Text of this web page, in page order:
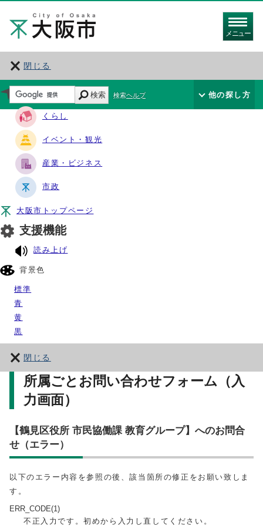
メニュー
閉じる
サイト・ナビ
くらし
イベント・観光
産業・ビジネス
市政
大阪市トップページ
支援機能
読み上げ
背景色
標準
青
黄
黒
閉じる
検索 検索ヘルプ 他の探し方
所属ごとお問い合わせフォーム（入
力画面）
【鶴見区役所 市民協働課 教育グループ】へのお問合
せ（エラー）
以下のエラー内容を参照の後、該当箇所の修正をお願い致しま
す。
ERR_CODE(1)
不正入力です。初めから入力し直してください。